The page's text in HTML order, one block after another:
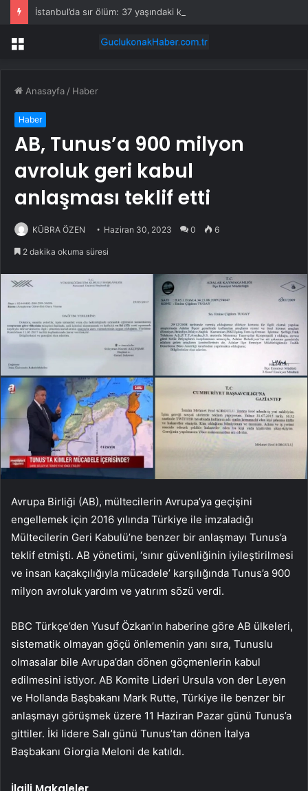
Menü
Anasayfa / Haber
Haber
AB, Tunus’a 900 milyon
avroluk geri kabul
anlaşması teklif etti
KÜBRA ÖZEN Haziran 30, 2023 0 6
2 dakika okuma süresi
Avrupa Birliği (AB), mültecilerin Avrupa’ya geçişini
engellemek için 2016 yılında Türkiye ile imzaladığı
Mültecilerin Geri Kabulü’ne benzer bir anlaşmayı Tunus’a
teklif etmişti. AB yönetimi, ‘sınır güvenliğinin iyileştirilmesi
ve insan kaçakçılığıyla mücadele’ karşılığında Tunus’a 900
milyon avroluk yardım ve yatırım sözü verdi.
BBC Türkçe’den Yusuf Özkan’ın haberine göre AB ülkeleri,
sistematik olmayan göçü önlemenin yanı sıra, Tunuslu
olmasalar bile Avrupa’dan dönen göçmenlerin kabul
edilmesini istiyor. AB Komite Lideri Ursula von der Leyen
ve Hollanda Başbakanı Mark Rutte, Türkiye ile benzer bir
anlaşmayı görüşmek üzere 11 Haziran Pazar günü Tunus’a
gittiler. İki lidere Salı günü Tunus’tan dönen İtalya
Başbakanı Giorgia Meloni de katıldı.